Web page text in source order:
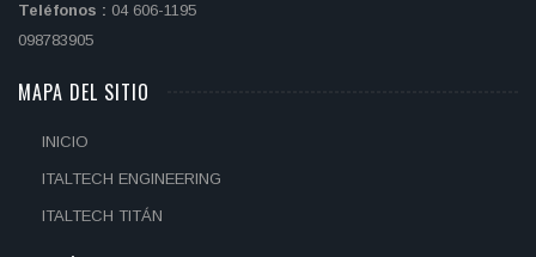
Teléfonos : 04 606-1195
098783905
MAPA DEL SITIO
INICIO
ITALTECH ENGINEERING
ITALTECH TITÁN